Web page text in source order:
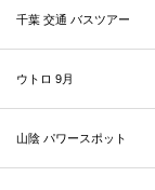
千葉 交通 バスツアー
ウトロ 9月
山陰 パワースポット